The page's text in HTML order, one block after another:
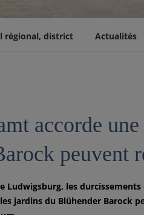
régional, district Actualités
accorde
peuvent
Ludwigsburg, les
jardins du Blühender Barock